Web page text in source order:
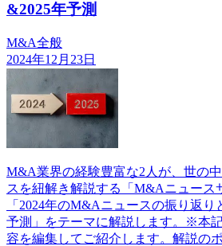
&2025年予測
M&A全般
2024年12月23日
M&A業界の経験豊富な2人が、世の
スを紐解き解説する「M&Aニュース
「2024年のM&Aニュースの振り返
予測」をテーマに解説します。※本
容を編集してご紹介します。解説の